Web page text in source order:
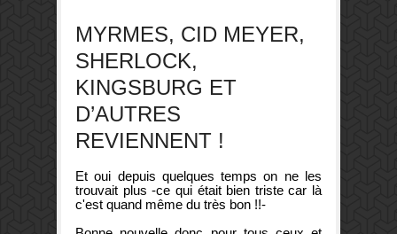
MYRMES, CID MEYER,
SHERLOCK,
KINGSBURG ET
D’AUTRES
REVIENNENT !
Et oui depuis quelques temps on ne les
trouvait plus -ce qui était bien triste car là
c'est quand même du très bon !!-